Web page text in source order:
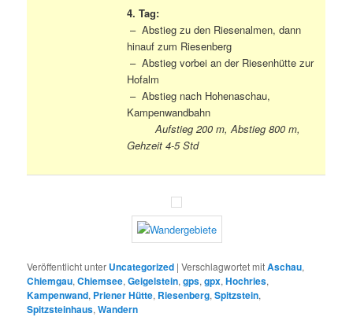
4. Tag:
– Abstieg zu den Riesenalmen, dann
hinauf zum Riesenberg
– Abstieg vorbei an der Riesenhütte zur
Hofalm
– Abstieg nach Hohenaschau,
Kampenwandbahn
Aufstieg 200 m, Abstieg 800 m,
Gehzeit 4-5 Std
Veröffentlicht unter Uncategorized |Verschlagwortet mitAschau,
Chiemgau,Chiemsee,Geigelstein,gps,gpx,Hochries,
Kampenwand, Priener Hütte, Riesenberg,Spitzstein,
Spitzsteinhaus,Wandern